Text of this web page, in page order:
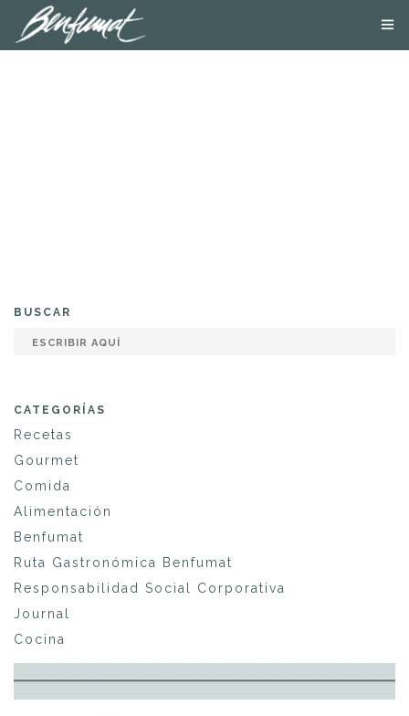
BUSCAR
CATEGORÍAS
Recetas
Gourmet
Comida
Alimentación
Benfumat
Ruta Gastronómica Benfumat
Responsabilidad Social Corporativa
Journal
Cocina